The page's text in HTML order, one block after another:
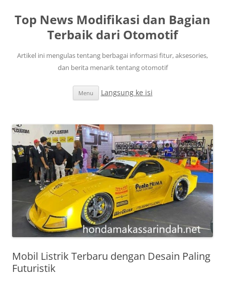
Top News Modifikasi dan Bagian
Terbaik dari Otomotif
Artikel ini mengulas tentang berbagai informasi fitur, aksesories,
dan berita menarik tentang otomotif
Menu Langsung ke isi
Mobil Listrik Terbaru dengan Desain Paling
Futuristik